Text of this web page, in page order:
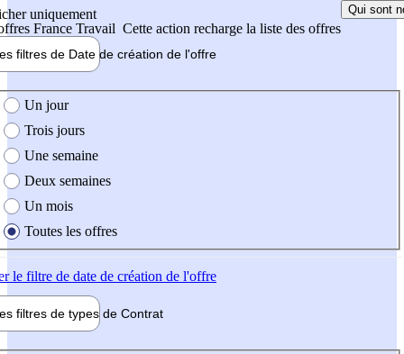
uniquement
France Travail Cette action recharge la liste des offres
Qui sont
filtres de Date de création de l'offre
création de l'offre
Un jour
Trois jours
Une semaine
Deux semaines
Un mois
Toutes les offres
le filtre de date de création de l'offre
filtres de types de Contrat